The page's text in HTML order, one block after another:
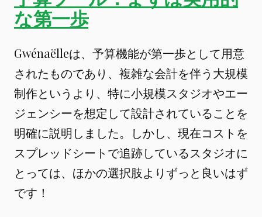
な第一歩
Gwénaëlleは、予算機能が第一歩として用意
されたものであり、複雑な会計を伴う大規模
制作というより、特に小規模スタジオやエー
ジェンシーを想定して設計されていることを
明確に説明しました。しかし、現在コストを
スプレッドシートで追跡しているスタジオに
とっては、ほかの選択肢よりずっと良いはず
です！